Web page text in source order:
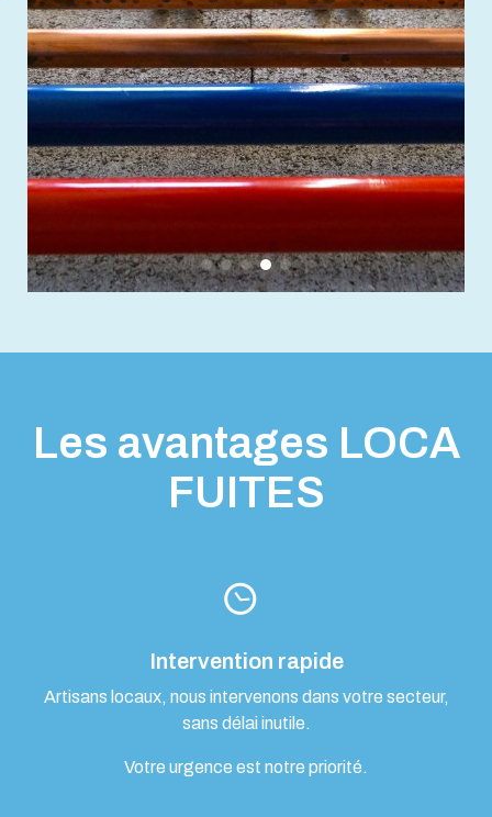
Les avantages LOCA
FUITES
Intervention rapide
Artisans locaux, nous intervenons dans votre secteur,
sans délai inutile.
Votre urgence est notre priorité.